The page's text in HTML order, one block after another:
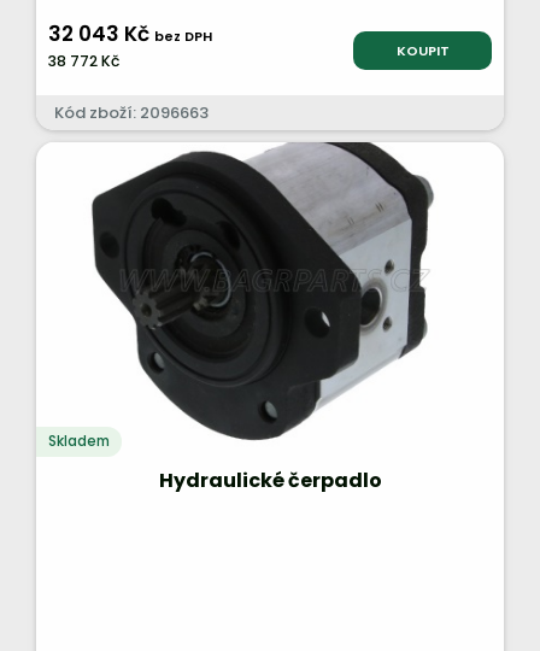
32 043 Kč bez DPH
38 772 Kč KOUPIT
Kód zboží: 2096663
Skladem
Hydraulické čerpadlo